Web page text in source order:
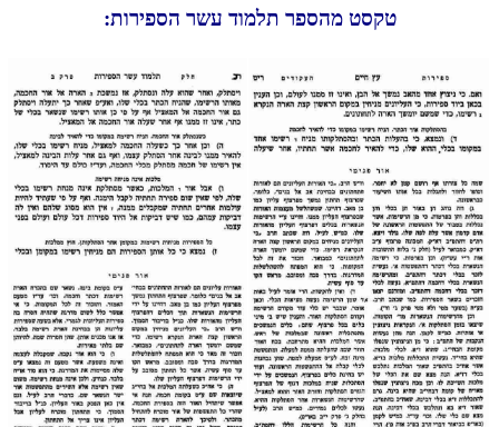
הזמן סט תע"ס
הזמן סט תלמוד עשר הספירות
ספרים להורדה
מנוע חיפוש בספרים
תלמוד עשר הספירות בעיון
תלמוד עשר הספירות חלק א
תע"ס חלק ב' עיון
תע"ס חלק ג' עיון
טקסט מהספר תלמוד עשר הספירות: